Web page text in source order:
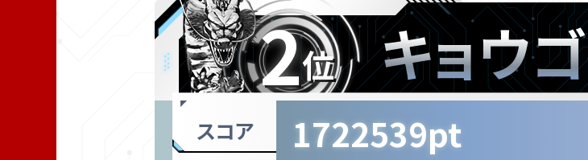
2位 キョウゴ
スコア
1722539pt